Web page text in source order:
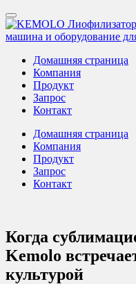
Домашняя страница
Компания
Продукт
Запрос
Контакт
Домашняя страница
Компания
Продукт
Запрос
Контакт
Когда
Kemolo
культурой